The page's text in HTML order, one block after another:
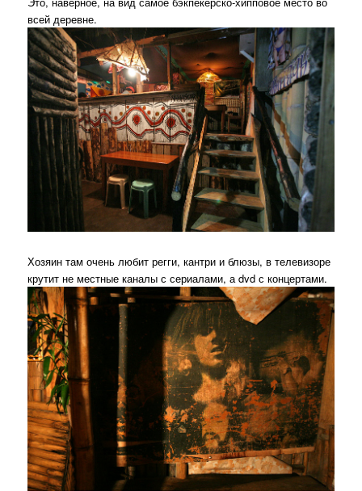
всей деревне.
Хозяин там очень любит регги, кантри и блюзы, в телевизоре
крутит не местные каналы с сериалами, а dvd с концертами.